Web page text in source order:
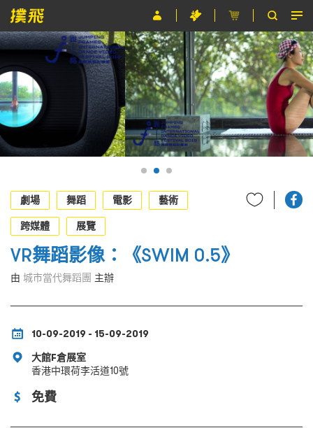
節目
主辦單位
關於撲飛
條款及細則
劇場
舞蹈 電影 藝術
跨媒體 展覽
VR舞蹈影像：《SWIM 0.5》
由 城市當代舞蹈團 主辦
10-09-2019 - 15-09-2019
大館F倉展室
香港中環荷李活道10號
免費